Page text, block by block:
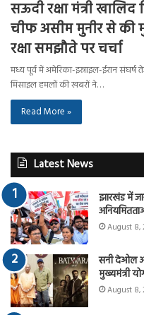
सऊदी रक्षा मंत्री
चीफ असीम मुनीर से की
रक्षा समझौते पर चर्चा
मध्य पूर्व में अमेरिका-इस्राइल-ईरान
मिसाइल हमलों की खबरों ने…
Read More »
Latest News
झारखंड में
August 8,
सनी देओल
मुख्यमंत्री
August 8,